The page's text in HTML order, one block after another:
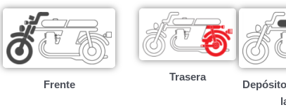
Frente
Trasera